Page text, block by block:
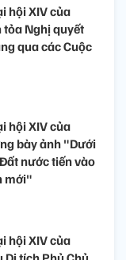
hội XIV của
tỏa Nghị quyết
qua các Cuộc
hội XIV của
bày ảnh "Dưới
nước tiến vào
mới"
hội XIV của